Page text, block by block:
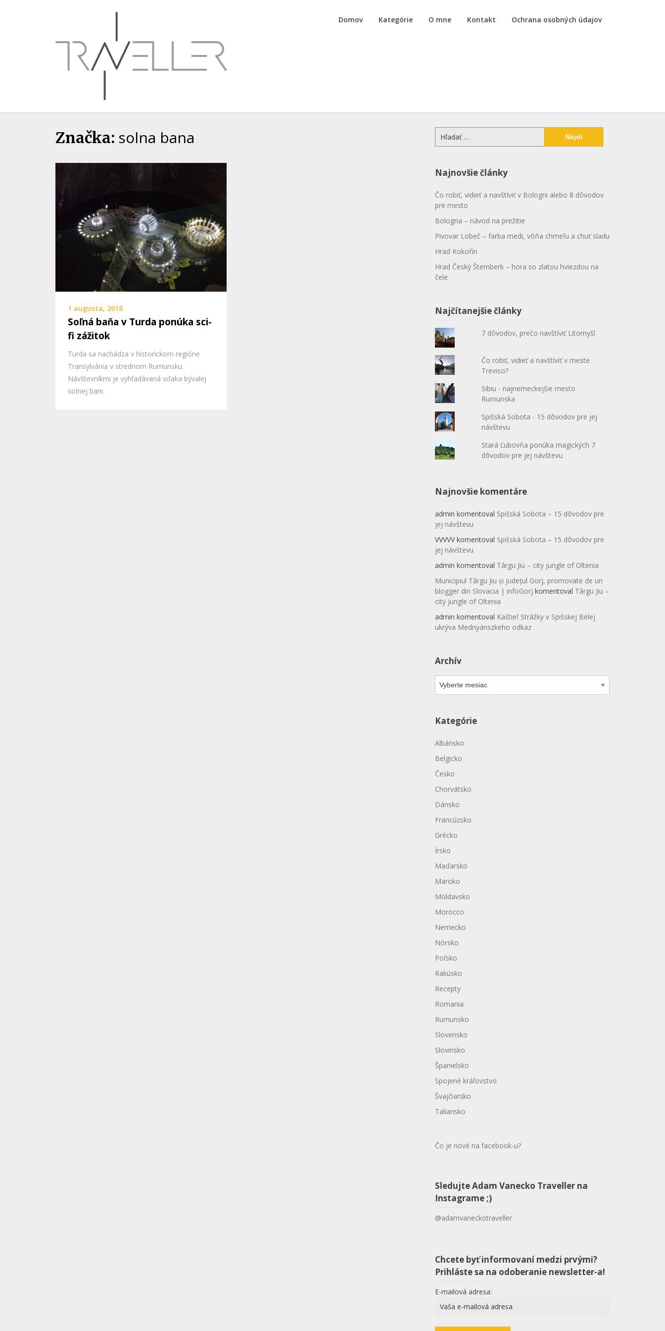
Domov Kategórie O mne Kontakt Ochrana osobných údajov
Značka: solna bana
1 augusta, 2018
Soľná baňa v Turda ponúka sci-
fi zážitok
Turda sa nachádza v historickom regióne
Transylvánia v strednom Rumunsku.
Návštevníkmi je vyhľadávaná vďaka bývalej
soľnej bani.
Hľadať:
Najnovšie články
Čo robiť, vidieť a navštíviť v Bologni alebo 8 dôvodov
pre mesto
Bologna – návod na prežitie
Pivovar Lobeč – farba medi, vôňa chmeľu a chuť sladu
Hrad Kokořín
Hrad Český Šternberk – hora so zlatou hviezdou na
čele
Najčítanejšie články
7 dôvodov, prečo navštíviť Litomyšl
Čo robiť, vidieť a navštíviť v meste
Treviso?
Sibiu - najnemeckejšie mesto
Rumunska
Spišská Sobota - 15 dôvodov pre jej
návštevu
Stará Ľubovňa ponúka magických 7
dôvodov pre jej návštevu
Najnovšie komentáre
admin komentoval Spišská Sobota – 15 dôvodov pre
jej návštevu
VVVVVkomentoval Spišská Sobota – 15 dôvodov pre
jej návštevu
admin komentoval Târgu Jiu – city jungle of Oltenia
Municipiul Târgu Jiu și județul Gorj, promovate de un
blogger din Slovacia | infoGorj komentoval Târgu Jiu –
city jungle of Oltenia
admin komentoval Kaštieľ Strážky v Spišskej Belej
ukrýva Mednyánszkeho odkaz
Archív
Archív
Kategórie
Albánsko
Belgicko
Česko
Chorvátsko
Dánsko
Francúzsko
Grécko
Írsko
Maďarsko
Maroko
Moldavsko
Morocco
Nemecko
Nórsko
Poľsko
Rakúsko
Recepty
Romania
Rumunsko
Slovensko
Slovinsko
Španielsko
Spojené kráľovstvo
Švajčiarsko
Taliansko
Čo je nové na facebook-u?
Sledujte Adam Vanecko Traveller na
Instagrame ;)
@adamvaneckotraveller
Chcete byť informovaní medzi prvými?
Prihláste sa na odoberanie newsletter-a!
E-mailová adresa: